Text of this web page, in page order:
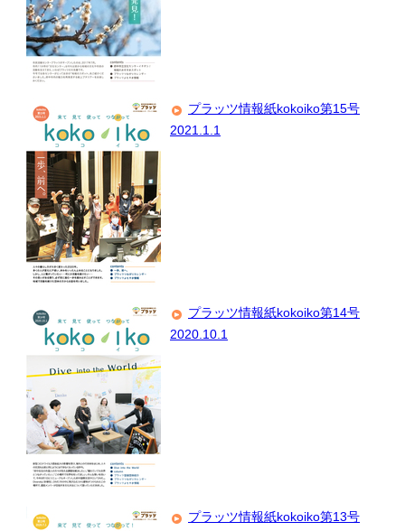
プラッツ情報紙kokoiko第15号
2021.1.1
プラッツ情報紙kokoiko第14号
2020.10.1
プラッツ情報紙kokoiko第13号